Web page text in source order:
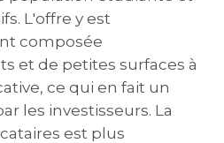
L'offre y est
composée
et de petites surfaces à
ce qui en fait un
les investisseurs. La
est plus